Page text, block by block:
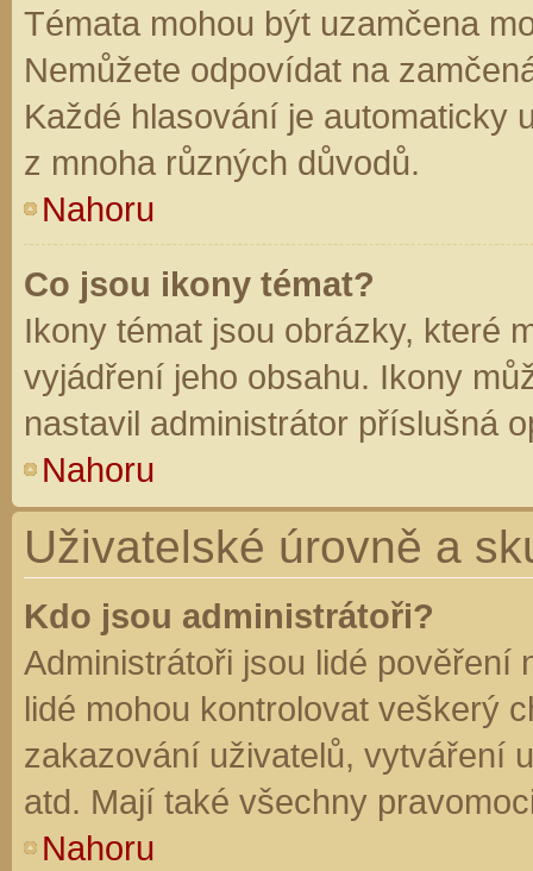
Témata mohou být uzamčena
Nemůžete odpovídat na
Každé hlasování je automaticky
z mnoha různých důvodů.
Nahoru
Co jsou ikony témat?
Ikony témat jsou obrázky, které
vyjádření jeho obsahu. Ikony
nastavil administrátor příslušná
Nahoru
Uživatelské úrovně a
Kdo jsou administrátoři?
Administrátoři jsou lidé pověření
lidé mohou kontrolovat veškerý
zakazování uživatelů, vytváření
atd. Mají také všechny
Nahoru